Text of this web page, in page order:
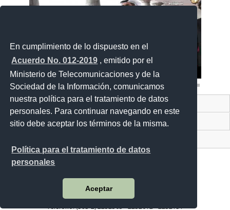
En cumplimiento de lo dispuesto en el
Acuerdo No. 012-2019 , emitido por el
Ministerio de Telecomunicaciones y de la
Sociedad de la Información, comunicamos
nuestra política para el tratamiento de datos
personales. Para continuar navegando en este
sitio debe aceptar los términos de la misma.
Política para el tratamiento de datos
personales
Aceptar
Contacto Ciudadano Digital
Portal Trámites Ciudadanos
Juan Larrea N15-36 y José Riofrío
Código Postal: 170402 / Quito - Ecuador
Teléfono: (593-2) 2232303 - 2232012 - 2232151